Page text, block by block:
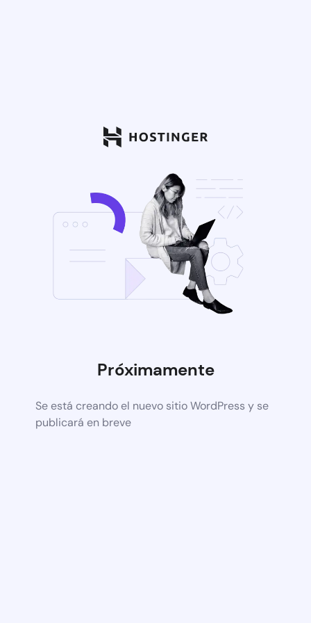
Próximamente
Se está creando el nuevo sitio WordPress y se
publicará en breve